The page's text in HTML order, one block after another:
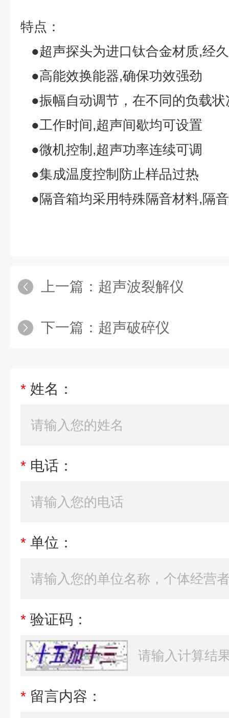
特点：
●超声探头为进口钛合金材质,经
●高能效换能器,确保功效强劲
●振幅自动调节，在不同的负载状
●工作时间,超声间歇均可设置
●微机控制,超声功率连续可调
●集成温度控制防止样品过热
●隔音箱均采用特殊隔音材料,隔
上一篇： 超声波裂解仪
下一篇： 超声破碎仪
* 姓名：
* 电话：
* 单位：
* 验证码：
* 留言内容：